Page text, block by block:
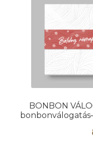
KAPCSOLAT
BONBON